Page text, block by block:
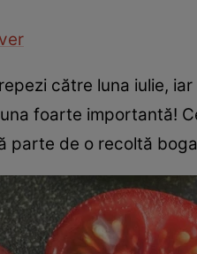
către luna iulie,
foarte importantă!
parte de o recoltă